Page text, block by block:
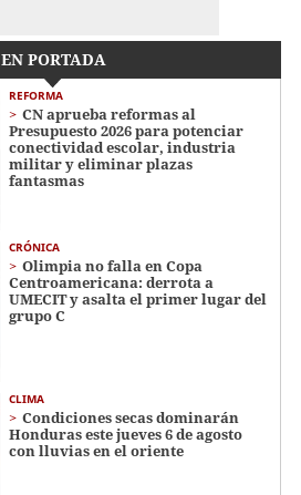
EN PORTADA
REFORMA
CN aprueba reformas al
Presupuesto 2026 para potenciar
conectividad escolar, industria
militar y eliminar plazas
fantasmas
CRÓNICA
Olimpia no falla en Copa
Centroamericana: derrota a
UMECIT y asalta el primer lugar del
grupo C
CLIMA
Condiciones secas dominarán
Honduras este jueves 6 de agosto
con lluvias en el oriente